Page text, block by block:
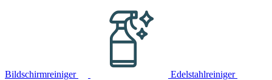
Bildschirmreiniger Edelstahlreiniger